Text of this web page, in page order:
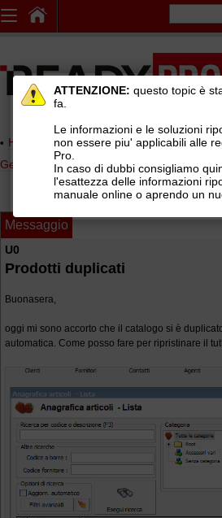
Home page> AREE DI SUPPORTO
Gestionale Ready Pro>Installazione e
Messaggio
U0
Prodotti duplicati
Buonasera,
oggi mi sono accorto che il catalogo si è
automatica. Come posso fare per ripristinare il
ATTENZIONE: questo topic è
fa.
Le informazioni e le soluzioni
non essere piu' applicabili alle
Pro.
In caso di dubbi consigliamo
l'esattezza delle informazioni
manuale online o aprendo un